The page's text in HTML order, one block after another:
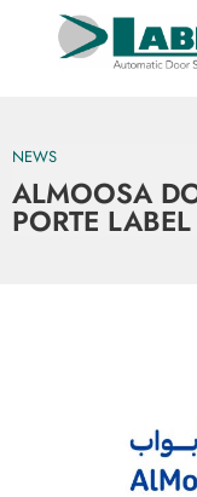
NEWS
ALMOOSA
PORTE